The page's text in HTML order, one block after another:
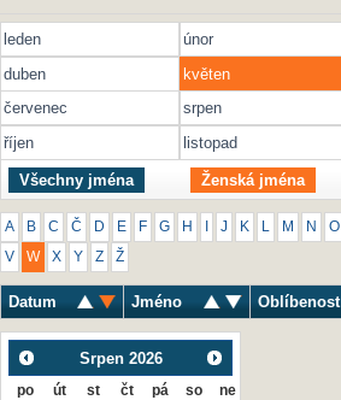
leden únor
duben
květen
červenec
srpen
říjen
listopad
Všechny jména Ženská jména
A B C Č D E F G H J K M N O
V W X Y Z Ž
Datum Jméno Oblíbenost
Srpen 2026
po út st čt pá so ne